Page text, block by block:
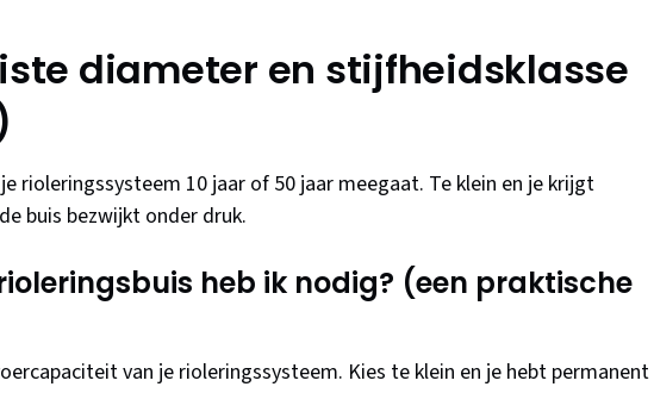
diameter en stijfheidsklasse
rioleringssysteem 10 jaar of 50 jaar meegaat. Te klein en je krijgt
buis bezwijkt onder druk.
heb ik nodig? (een praktische
van je rioleringssysteem. Kies te klein en je hebt permanent